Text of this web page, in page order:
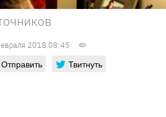
2018 08:45
Отправить Твитнуть